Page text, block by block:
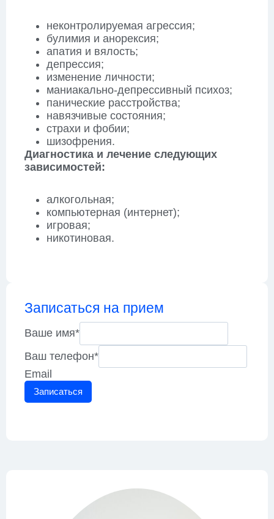
неконтролируемая агрессия;
булимия и анорексия;
апатия и вялость;
депрессия;
изменение личности;
маниакально-депрессивный психоз;
панические расстройства;
навязчивые состояния;
страхи и фобии;
шизофрения.
Диагностика и лечение следующих
зависимостей:
алкогольная;
компьютерная (интернет);
игровая;
никотиновая.
Записаться на прием
Ваше имя*
Ваш телефон*
Email
Записаться